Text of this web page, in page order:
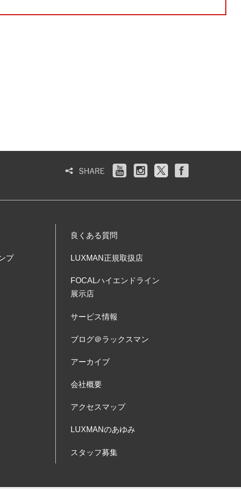
プ
良くある質問
LUXMAN正規取扱店
FOCALハイエンドライン
展示店
サービス情報
ブログ＠ラックスマン
アーカイブ
会社概要
アクセスマップ
LUXMANのあゆみ
スタッフ募集